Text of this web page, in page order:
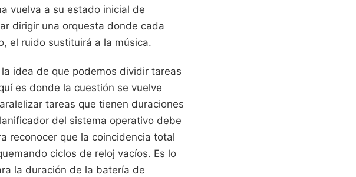
vuelva a su estado inicial de
dirigir una orquesta donde cada
el ruido sustituirá a la música.
idea de que podemos dividir tareas
es donde la cuestión se vuelve
tareas que tienen duraciones
del sistema operativo debe
reconocer que la coincidencia total
ciclos de reloj vacíos. Es lo
la duración de la batería de